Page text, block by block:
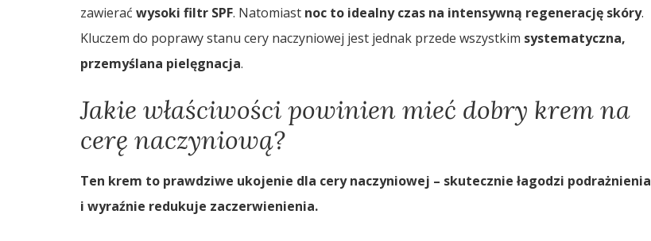
zawierać wysoki filtr SPF. Natomiast noc to idealny czas na intensywną regenerację skóry.
Kluczem do poprawy stanu cery naczyniowej jest jednak przede wszystkim systematyczna,
przemyślana pielęgnacja.
Jakie właściwości powinien mieć dobry krem na
cerę naczyniową?
Ten krem to prawdziwe ukojenie dla cery naczyniowej – skutecznie łagodzi podrażnienia
i wyraźnie redukuje zaczerwienienia.